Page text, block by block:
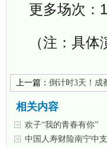
更多场次：
（注：具
上一篇： 倒计时3天！成
相关内容
欢子“我的青春有你”
中国人寿财险南宁中